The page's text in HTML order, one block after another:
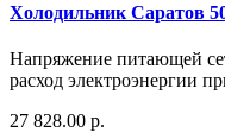
Холодильник Саратов
Напряжение питающей
расход электроэнергии
27 828.00 р.